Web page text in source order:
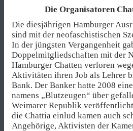
Die Organisatoren
Die diesjährigen Hamburger
sind mit der neofaschistischen
In der jüngsten Vergangenheit
Doppelmitgliedschaften mit der
Hamburger Chatten verloren
Aktivitäten ihren Job als Lehrer
Bank. Der Banker hatte 2008
namens „Blutzeugen“ über
Weimarer Republik
die Chattia einlud kamen auch
Angehörige, Aktivisten der